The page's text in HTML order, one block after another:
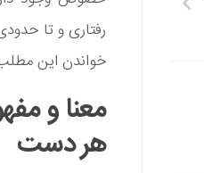
رفتاری و تا
خواندن این
معنا و
هر دست